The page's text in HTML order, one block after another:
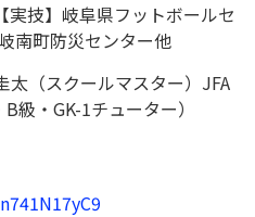
技】岐阜県フットボールセ
南町防災センター他
（スクールマスター）JFA
級・GK-1チューター）